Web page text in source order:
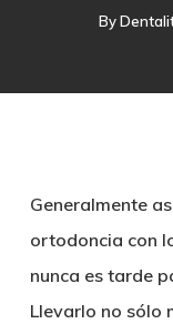
By
Generalmente
ortodoncia con
nunca es tarde
Llevarlo no sólo